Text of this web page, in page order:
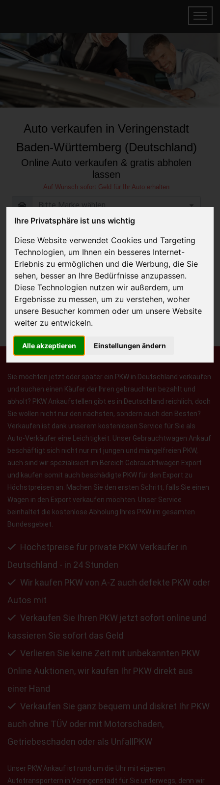
Ihre Privatsphäre ist uns wichtig
Diese Website verwendet Cookies und Targeting
Technologien, um Ihnen ein besseres Internet-
Erlebnis zu ermöglichen und die Werbung, die Sie
sehen, besser an Ihre Bedürfnisse anzupassen.
Diese Technologien nutzen wir außerdem, um
Ergebnisse zu messen, um zu verstehen, woher
unsere Besucher kommen oder um unsere Website
weiter zu entwickeln.
Alle akzeptieren Einstellungen ändern
Auto verkaufen in Veringenstadt
Baden-Württemberg (Deutschland)
Online Auto verkaufen & gratis abholen
lassen
Auf Wunsch sofort Geld für Ihr Auto erhalten
JETZT KOSTENLOSE BEWERTUNG
Kostenloses Angebot
für den Ankauf Ihres Autos inklusive der
Abholung, auf Wunsch sofort Geld. Ihre Daten werden nicht mit Dritten
geteilt.
Wir garantieren 100% Sicherheit.
Sie möchten jetzt oder später ein PKW in Deutschland verkaufen
und suchen einen Käufer der Ihren gebrauchten bezahlt und
abholt? PKW Ankaufstellen gibt es in Deutschland reichlich, doch
Sie wollen nicht nur den nächsten, sondern auch den Besten?
Verkaufen ist dank unserem kostenlosen Service für Sie als
Auto-Verkäufer eine Leichtigkeit. Unser Gebrauchtwagen Ankauf
beschäftigt sich nicht nur mit jungen und mängelfreien PKW,
auch sind wir spezialisiert im Bereich Gebrauchtwagen Export
und kaufen somit auch beschädigte PKW für den Export zu
Höchstpreisen an. Machen Sie den ersten Schritt, falls Sie einen
Wagen in den Export verkaufen möchten. Unser Service
beinhaltet die kostenlose Abholung Ihres PKW im gesamten
Bundesgebiet.
Höchstpreise für private PKW Verkäufer in
Deutschland - in 24 Stunden
Wir kaufen PKW von A-Z auch defekte PKW oder
Autos mit
Verkaufen Sie Ihren PKW jetzt sofort online und
kassieren Sie sofort das Geld
Verlieren Sie keine Zeit mit unbekannten PKW
Online Auktionen, wir kaufen Ihr PKW direkt aus
einer Hand
Verkaufen Sie ganz bequem und diskret Ihr PKW
auch ohne TÜV oder mit Motorschaden,
Getriebeschaden oder als UnfallPKW
Unser PKW Ankauf ist rund um die Uhr mit eigenen
Autotransportern in Veringenstadt für Sie unterwegs, denn wir